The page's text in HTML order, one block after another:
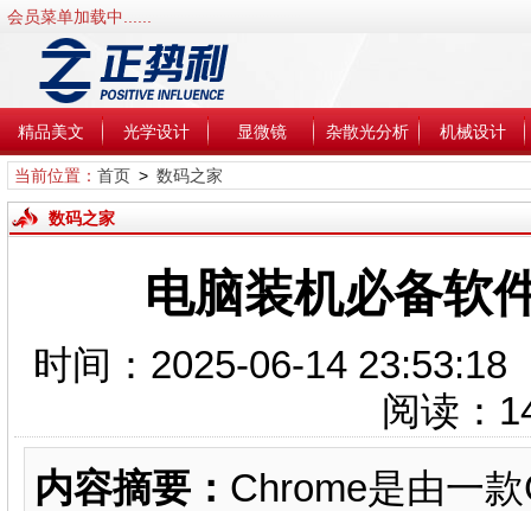
会员菜单加载中......
精品美文 光学设计 显微镜 杂散光分析 机械设计
当前位置： 首页> 数码之家
数码之家
电脑装机必备
时间：2025-06-14
阅读：
内容摘要： Chrome是由一